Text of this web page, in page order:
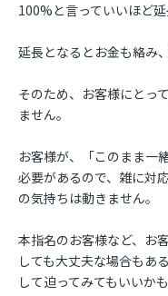
100%と言っていいほど
延長となるとお金も絡み
そのため、お客様にとっ
ません。
お客様が、「このまま一
必要があるので、雑に対
の気持ちは動きません。
本指名のお客様など、お
しても大丈夫な場合もあ
して迫ってみてもいいか